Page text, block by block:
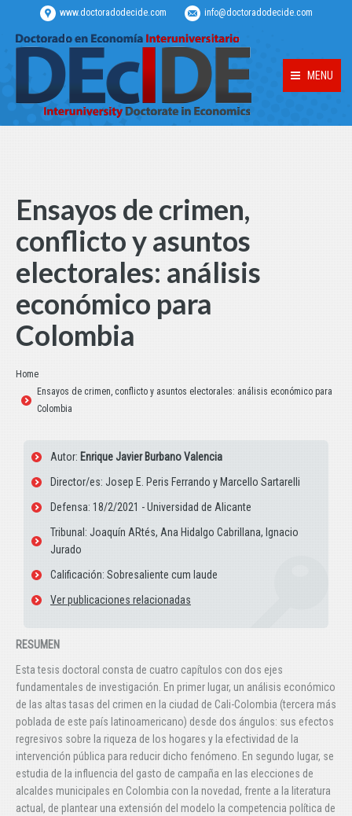
www.doctoradodecide.com info@doctoradodecide.com
MENU
Ensayos de crimen,
conflicto y asuntos
electorales: análisis
económico para
Colombia
Estás aquí:
Home
Ensayos de crimen, conflicto y asuntos electorales: análisis económico para
Colombia
Autor: Enrique Javier Burbano Valencia
Director/es: Josep E. Peris Ferrando y Marcello Sartarelli
Defensa: 18/2/2021 - Universidad de Alicante
Tribunal: Joaquín ARtés, Ana Hidalgo Cabrillana, Ignacio
Jurado
Calificación: Sobresaliente cum laude
Ver publicaciones relacionadas
RESUMEN
Esta tesis doctoral consta de cuatro capítulos con dos ejes
fundamentales de investigación. En primer lugar, un análisis económico
de las altas tasas del crimen en la ciudad de Cali-Colombia (tercera más
poblada de este país latinoamericano) desde dos ángulos: sus efectos
regresivos sobre la riqueza de los hogares y la efectividad de la
intervención pública para reducir dicho fenómeno. En segundo lugar, se
estudia de la influencia del gasto de campaña en las elecciones de
alcaldes municipales en Colombia con la novedad, frente a la literatura
actual, de plantear una extensión del modelo la competencia política de